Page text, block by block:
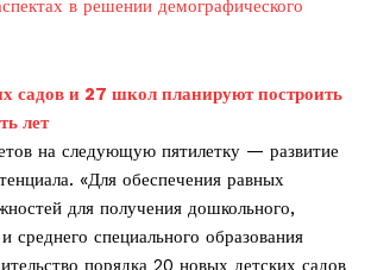
в решении демографического
садов и 27 школ планируют построить
лет
на следующую пятилетку — развитие
«Для обеспечения равных
для получения дошкольного,
среднего специального образования
порядка 20 новых детских садов